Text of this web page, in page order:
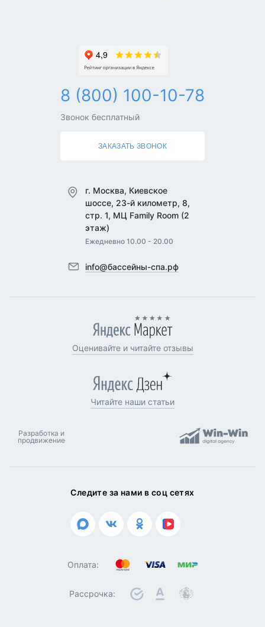
Следите за нами в соц сетях
Оплата:
Рассрочка:
8 (800) 100-10-78
Звонок бесплатный
ЗАКАЗАТЬ ЗВОНОК
г. Москва, Киевское
шоссе, 23-й километр, 8,
стр. 1, МЦ Family Room (2
этаж)
Ежедневно 10.00 - 20.00
info@бассейны-спа.рф
Оценивайте и читайте отзывы
Читайте наши статьи
Разработка и
продвижение